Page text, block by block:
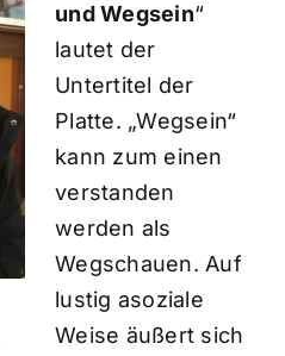
und Wegsein“
lautet der
Untertitel der
Platte. „Wegsein“
kann zum einen
verstanden
werden als
Wegschauen. Auf
lustig asoziale
Weise äußert sich